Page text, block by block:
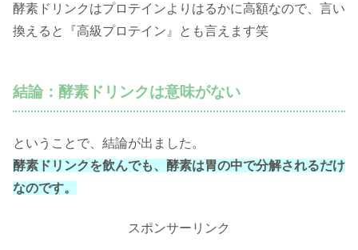
酵素ドリンクはプロテインよりはるかに高額なので、言い
換えると『高級プロテイン』とも言えます笑
結論：酵素ドリンクは意味がない
ということで、結論が出ました。
酵素ドリンクを飲んでも、酵素は胃の中で分解されるだけ
なのです。
スポンサーリンク